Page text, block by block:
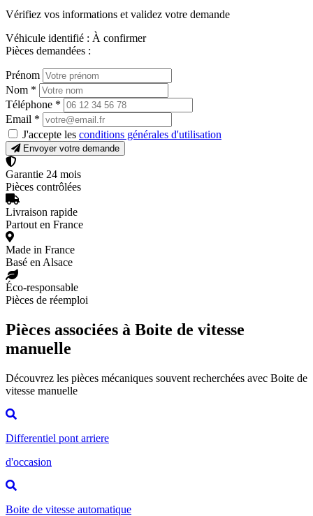
Vérifiez vos informations et validez votre demande
Véhicule identifié : À confirmer
Pièces demandées :
Prénom
Nom *
Téléphone *
Email *
J'accepte les conditions générales d'utilisation
Envoyer votre demande
Garantie 24 mois
Pièces contrôlées
Livraison rapide
Partout en France
Made in France
Basé en Alsace
Éco-responsable
Pièces de réemploi
Pièces associées à Boite de vitesse
manuelle
Découvrez les pièces mécaniques souvent recherchées avec Boite de
vitesse manuelle
Differentiel pont arriere
d'occasion
Boite de vitesse automatique